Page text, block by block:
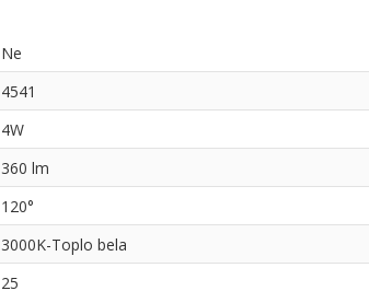
Ne
4541
4W
360 lm
120°
3000K-Toplo bela
25